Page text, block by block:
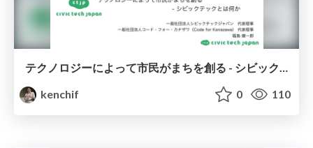
テクノロジーによって市民がまちを創る - シビックテックとは何か？
kenchif
0 110